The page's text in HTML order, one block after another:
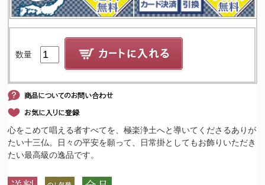
数量
心をこめて唱える者すべてを、極楽浄土へと導いてくださるありが
たい十三仏。日々の平安を願って、日常掛としてもお飾りいただき
たい最高級の逸品です。